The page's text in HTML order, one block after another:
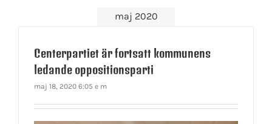
maj 2020
Centerpartiet är fortsatt kommunens
ledande oppositionsparti
maj 18, 2020 6:05 e m